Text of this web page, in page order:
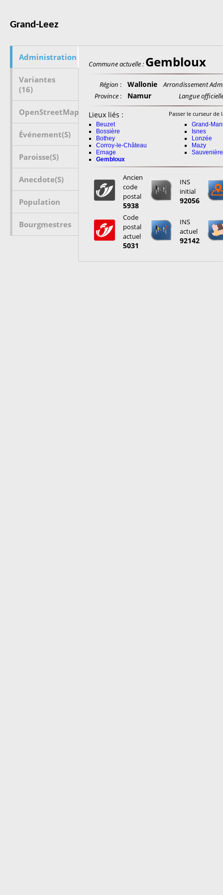
Grand-Leez
Administration
Variantes
(16)
OpenStreetMap
Événement(s)
Paroisse(s)
Anecdote(s)
Population
Bourgmestres
Commune actuelle : Gembloux
Région : Wallonie
Arrondissement
Province : Namur Langue
Lieux liés : Passer le curseur
Beuzet
Bossière
Bothey
Corroy-le-Château
Ernage
Gembloux
Grand-
Isnes
Lonzée
Mazy
Sauvenière
Ancien
code
postal
5938
INS
initial
92056
Code
postal
actuel
5031
INS
actuel
92142